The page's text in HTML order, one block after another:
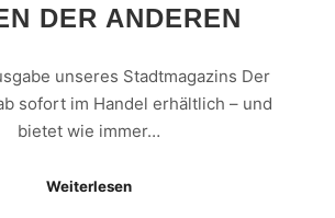
DER ANDEREN
unseres Stadtmagazins Der
sofort im Handel erhältlich – und
bietet wie immer…
Weiterlesen